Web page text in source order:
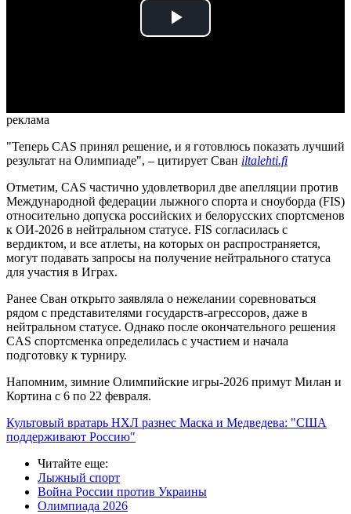
Play
реклама
"Теперь CAS принял решение, и я готовлюсь показать лучший
результат на Олимпиаде", – цитирует Сван iltalehti.fi
Отметим, CAS частично удовлетворил две апелляции против
Международной федерации лыжного спорта и сноуборда (FIS)
относительно допуска российских и белорусских спортсменов
к ОИ-2026 в нейтральном статусе. FIS согласилась с
вердиктом, и все атлеты, на которых он распространяется,
могут подавать запросы на получение нейтрального статуса
для участия в Играх.
Ранее Сван открыто заявляла о нежелании соревноваться
рядом с представителями государств-агрессоров, даже в
нейтральном статусе. Однако после окончательного решения
CAS спортсменка определилась с участием и начала
подготовку к турниру.
Напомним, зимние Олимпийские игры-2026 примут Милан и
Кортина с 6 по 22 февраля.
Культовый вратарь НХЛ разнес Маска и Медведева: "США
поддерживают Россию"
Читайте еще:
Лыжный спорт
Война России против Украины
Олимпиада 2026